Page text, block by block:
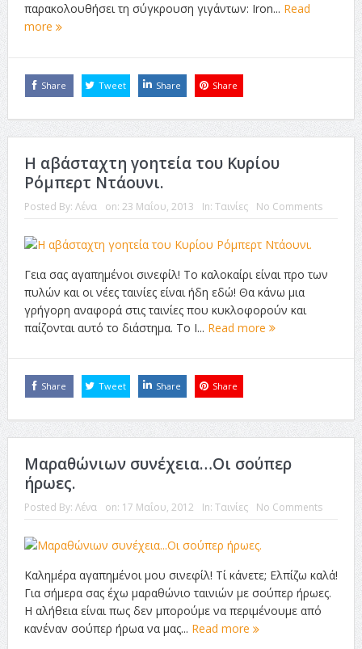
παρακολουθήσει τη σύγκρουση γιγάντων: Iron... Read
more
Share Tweet Share Share
Η αβάσταχτη γοητεία του Κυρίου
Ρόμπερτ Ντάουνι.
Posted By: Λένα on: 23 Μαΐου, 2013 In: Ταινίες No Comments
Γεια σας αγαπημένοι σινεφίλ! Το καλοκαίρι είναι προ των
πυλών και οι νέες ταινίες είναι ήδη εδώ! Θα κάνω μια
γρήγορη αναφορά στις ταινίες που κυκλοφορούν και
παίζονται αυτό το διάστημα. Το I... Read more
Share Tweet Share Share
Μαραθώνιων συνέχεια…Οι σούπερ
ήρωες.
Posted By: Λένα on: 17 Μαΐου, 2012 In: Ταινίες No Comments
Καλημέρα αγαπημένοι μου σινεφίλ! Τί κάνετε; Ελπίζω καλά!
Για σήμερα σας έχω μαραθώνιο ταινιών με σούπερ ήρωες.
Η αλήθεια είναι πως δεν μπορούμε να περιμένουμε από
κανέναν σούπερ ήρωα να μας... Read more